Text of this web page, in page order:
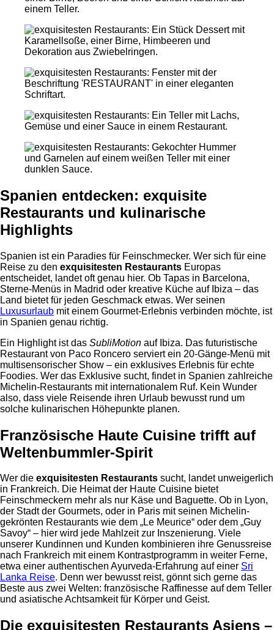
Spanien entdecken: exquisite
Restaurants und kulinarische
Highlights
Spanien ist ein Paradies für Feinschmecker. Wer sich für eine
Reise zu den exquisitesten Restaurants Europas
entscheidet, landet oft genau hier. Ob Tapas in Barcelona,
Sterne-Menüs in Madrid oder kreative Küche auf Ibiza – das
Land bietet für jeden Geschmack etwas. Wer seinen
Luxusurlaub mit einem Gourmet-Erlebnis verbinden möchte, ist
in Spanien genau richtig.
Ein Highlight ist das SubliMotion auf Ibiza. Das futuristische
Restaurant von Paco Roncero serviert ein 20-Gänge-Menü mit
multisensorischer Show – ein exklusives Erlebnis für echte
Foodies. Wer das Exklusive sucht, findet in Spanien zahlreiche
Michelin-Restaurants mit internationalem Ruf. Kein Wunder
also, dass viele Reisende ihren Urlaub bewusst rund um
solche kulinarischen Höhepunkte planen.
Französische Haute Cuisine trifft auf
Weltenbummler-Spirit
Wer die exquisitesten Restaurants sucht, landet unweigerlich
in Frankreich. Die Heimat der Haute Cuisine bietet
Feinschmeckern mehr als nur Käse und Baguette. Ob in Lyon,
der Stadt der Gourmets, oder in Paris mit seinen Michelin-
gekrönten Restaurants wie dem „Le Meurice“ oder dem „Guy
Savoy“ – hier wird jede Mahlzeit zur Inszenierung. Viele
unserer Kundinnen und Kunden kombinieren ihre Genussreise
nach Frankreich mit einem Kontrastprogramm in weiter Ferne,
etwa einer authentischen Ayurveda-Erfahrung auf einer Sri
Lanka Reise. Denn wer bewusst reist, gönnt sich gerne das
Beste aus zwei Welten: französische Raffinesse auf dem Teller
und asiatische Achtsamkeit für Körper und Geist.
Die exquisitesten Restaurants Asiens –